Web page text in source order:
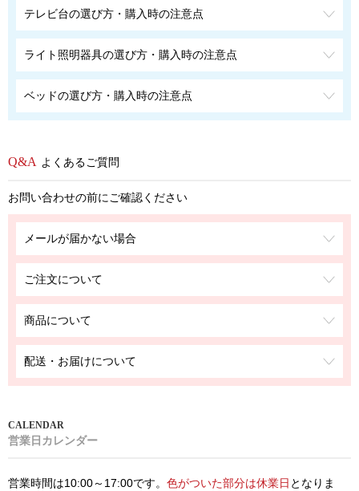
テレビ台の選び方・購入時の注意点
ライト照明器具の選び方・購入時の注意点
ベッドの選び方・購入時の注意点
よくあるご質問
お問い合わせの前にご確認ください
メールが届かない場合
ご注文について
商品について
配送・お届けについて
営業日カレンダー
営業時間は10:00～17:00です。 色がついた部分は休業日 となりま